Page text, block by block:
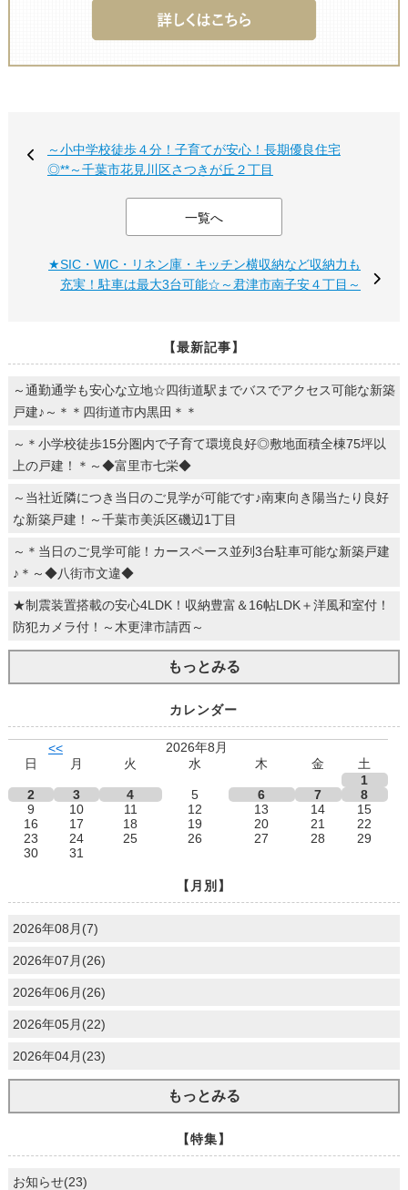
～小中学校徒歩４分！子育てが安心！長期優良住宅
◎**～千葉市花見川区さつきが丘２丁目
一覧へ
★SIC・WIC・リネン庫・キッチン横収納など収納力も
充実！駐車は最大3台可能☆～君津市南子安４丁目～
【最新記事】
～通勤通学も安心な立地☆四街道駅までバスでアクセス可能な新築
戸建♪～＊＊四街道市内黒田＊＊
～＊小学校徒歩15分圏内で子育て環境良好◎敷地面積全棟75坪以
上の戸建！＊～◆富里市七栄◆
～当社近隣につき当日のご見学が可能です♪南東向き陽当たり良好
な新築戸建！～千葉市美浜区磯辺1丁目
～＊当日のご見学可能！カースペース並列3台駐車可能な新築戸建
♪＊～◆八街市文違◆
★制震装置搭載の安心4LDK！収納豊富＆16帖LDK＋洋風和室付！
防犯カメラ付！～木更津市請西～
もっとみる
カレンダー
<<
2026年8月
日
月 火 水 木 金
土
1
2
3 4 5 6 7
8
9
10 11 12 13 14
15
16
17 18 19 20 21
22
23
24 25 26 27 28
29
30
31
【月別】
2026年08月(7)
2026年07月(26)
2026年06月(26)
2026年05月(22)
2026年04月(23)
もっとみる
【特集】
お知らせ(23)